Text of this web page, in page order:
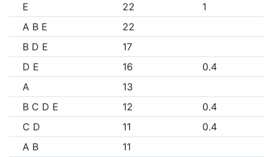
E
22
1
A B E
22
B D E
17
D E
16
0.4
A
13
B C D E
12
0.4
C D
11
0.4
A B
11